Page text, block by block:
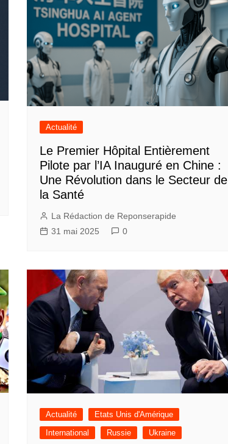
Actualité
Le Premier Hôpital Entièrement
Pilote par l’IA Inauguré en Chine :
Une Révolution dans le Secteur de
la Santé
La Rédaction de Reponserapide
31 mai 2025
0
Actualité
Etats Unis d'Amérique
International
Russie Ukraine